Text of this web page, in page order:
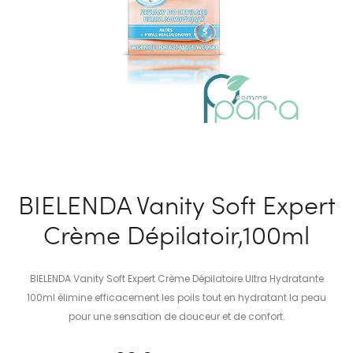
BIELENDA Vanity Soft Expert
Crème Dépilatoir,100ml
BIELENDA Vanity Soft Expert Crème Dépilatoire Ultra Hydratante
100ml élimine efficacement les poils tout en hydratant la peau
pour une sensation de douceur et de confort.